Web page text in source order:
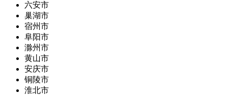
六安市
巢湖市
宿州市
阜阳市
滁州市
黄山市
安庆市
铜陵市
淮北市